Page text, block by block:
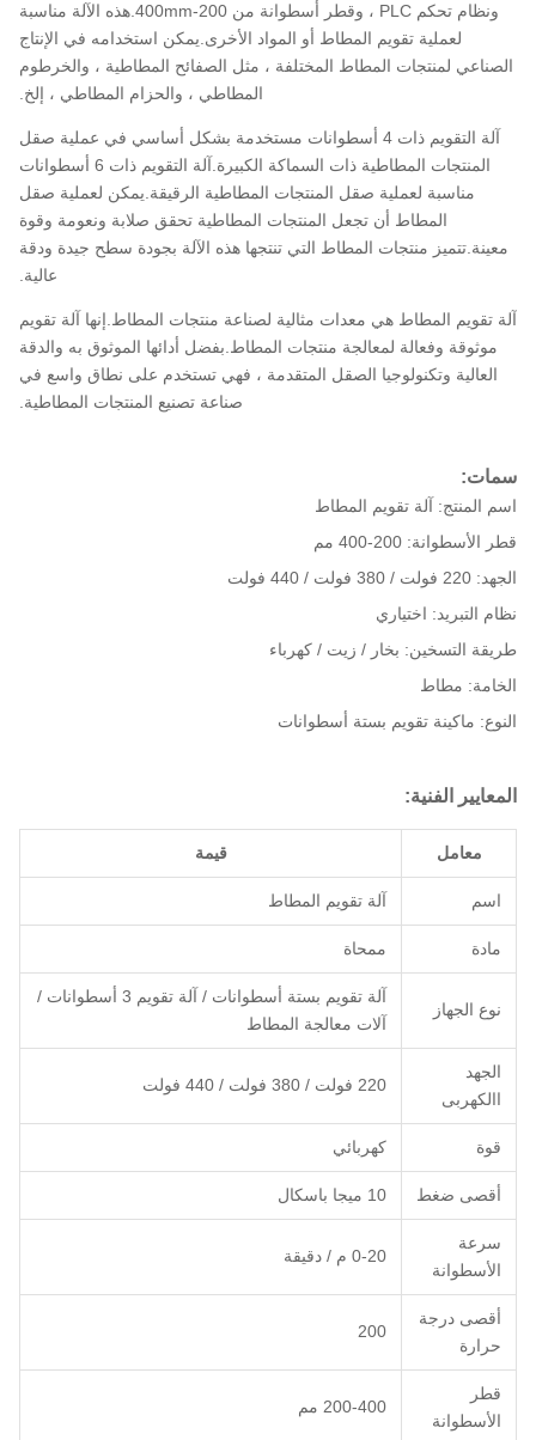
ونظام تحكم PLC ، وقطر أسطوانة من 200-400mm.هذه الآلة مناسبة
لعملية تقويم المطاط أو المواد الأخرى.يمكن استخدامه في الإنتاج
الصناعي لمنتجات المطاط المختلفة ، مثل الصفائح المطاطية ، والخرطوم
المطاطي ، والحزام المطاطي ، إلخ.
آلة التقويم ذات 4 أسطوانات مستخدمة بشكل أساسي في عملية صقل
المنتجات المطاطية ذات السماكة الكبيرة.آلة التقويم ذات 6 أسطوانات
مناسبة لعملية صقل المنتجات المطاطية الرقيقة.يمكن لعملية صقل
المطاط أن تجعل المنتجات المطاطية تحقق صلابة ونعومة وقوة
معينة.تتميز منتجات المطاط التي تنتجها هذه الآلة بجودة سطح جيدة ودقة
عالية.
آلة تقويم المطاط هي معدات مثالية لصناعة منتجات المطاط.إنها آلة تقويم
موثوقة وفعالة لمعالجة منتجات المطاط.بفضل أدائها الموثوق به والدقة
العالية وتكنولوجيا الصقل المتقدمة ، فهي تستخدم على نطاق واسع في
صناعة تصنيع المنتجات المطاطية.
سمات:
اسم المنتج: آلة تقويم المطاط
قطر الأسطوانة: 200-400 مم
الجهد: 220 فولت / 380 فولت / 440 فولت
نظام التبريد: اختياري
طريقة التسخين: بخار / زيت / كهرباء
الخامة: مطاط
النوع: ماكينة تقويم بستة أسطوانات
المعايير الفنية:
معامل قيمة
اسم آلة تقويم المطاط
مادة ممحاة
نوع الجهاز
آلة تقويم بستة أسطوانات / آلة تقويم 3 أسطوانات /
آلات معالجة المطاط
الجهد
االكهربى
220 فولت / 380 فولت / 440 فولت
قوة كهربائي
أقصى ضغط 10 ميجا باسكال
سرعة
الأسطوانة
0-20 م / دقيقة
أقصى درجة
حرارة
200
قطر
الأسطوانة
200-400 مم